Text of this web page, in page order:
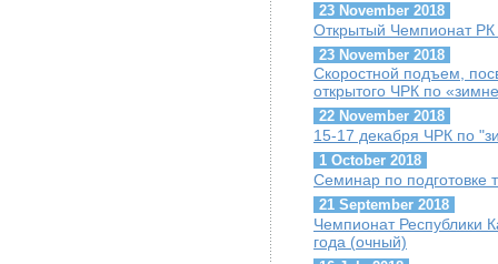
23 November 2018
Открытый Чемпионат РК
23 November 2018
Скоростной подъем,
открытого ЧРК по
22 November 2018
15-17 декабря ЧРК по
1 October 2018
Семинар по подготовке
21 September 2018
Чемпионат Республики
года (очный)